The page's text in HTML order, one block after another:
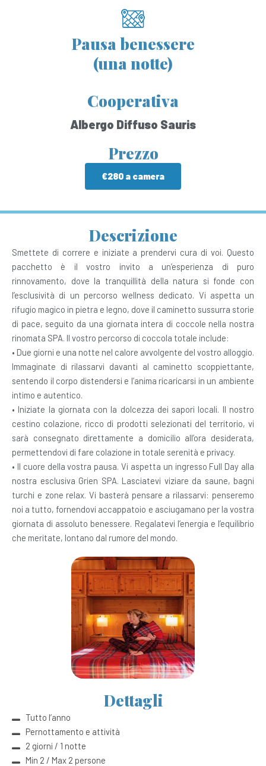
Pausa benessere
(una notte)
Cooperativa
Albergo Diffuso Sauris
Prezzo
€280 a camera
Descrizione
Smettete di correre e iniziate a prendervi cura di voi. Questo
pacchetto è il vostro invito a un’esperienza di puro
rinnovamento, dove la tranquillità della natura si fonde con
l’esclusività di un percorso wellness dedicato. Vi aspetta un
rifugio magico in pietra e legno, dove il caminetto sussurra storie
di pace, seguito da una giornata intera di coccole nella nostra
rinomata SPA. Il vostro percorso di coccola totale include:
• Due giorni e una notte nel calore avvolgente del vostro alloggio.
Immaginate di rilassarvi davanti al caminetto scoppiettante,
sentendo il corpo distendersi e l’anima ricaricarsi in un ambiente
intimo e autentico.
• Iniziate la giornata con la dolcezza dei sapori locali. Il nostro
cestino colazione, ricco di prodotti selezionati del territorio, vi
sarà consegnato direttamente a domicilio all’ora desiderata,
permettendovi di fare colazione in totale serenità e privacy.
• Il cuore della vostra pausa. Vi aspetta un ingresso Full Day alla
nostra esclusiva Grien SPA. Lasciatevi viziare da saune, bagni
turchi e zone relax. Vi basterà pensare a rilassarvi: penseremo
noi a tutto, fornendovi accappatoio e asciugamano per la vostra
giornata di assoluto benessere. Regalatevi l’energia e l’equilibrio
che meritate, lontano dal rumore del mondo.
Dettagli
Tutto l’anno
Pernottamento e attività
2 giorni / 1 notte
Min 2 / Max 2 persone